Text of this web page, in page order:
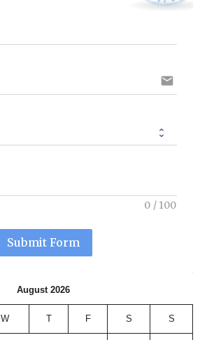
email
0 / 100
Submit Form
August 2026
W T F S S